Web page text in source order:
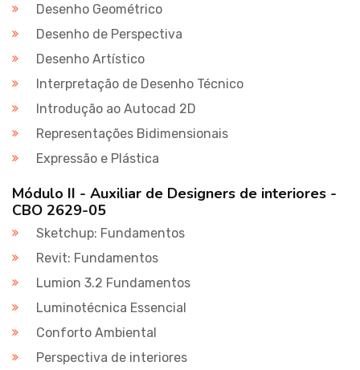
Desenho Geométrico
Desenho de Perspectiva
Desenho Artístico
Interpretação de Desenho Técnico
Introdução ao Autocad 2D
Representações Bidimensionais
Expressão e Plástica
Módulo II - Auxiliar de Designers de interiores -
CBO 2629-05
Sketchup: Fundamentos
Revit: Fundamentos
Lumion 3.2 Fundamentos
Luminotécnica Essencial
Conforto Ambiental
Perspectiva de interiores